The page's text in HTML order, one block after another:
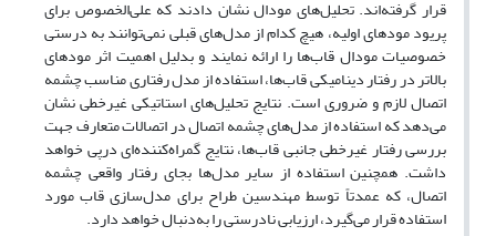
قرار گرفته‌اند. تحلیل‌های مودال نشان دادند که علی‌الخصوص برای
پریود مودهای اولیه، هیچ کدام از مدل‌های قبلی نمی‌توانند به درستی
خصوصیات مودال قاب‌ها را ارائه نمایند و بدلیل اهمیت اثر مودهای
بالاتر در رفتار دینامیکی قاب‌ها، استفاده از مدل رفتاری مناسب چشمه
اتصال لازم و ضروری است. نتایج تحلیل‌های استاتیکی غیرخطی نشان
می‌دهد که استفاده از مدل‌های چشمه اتصال در اتصالات متعارف جهت
بررسی رفتار غیرخطی جانبی قاب‌ها، نتایج گمراه‌کننده‌ای درپی خواهد
داشت. همچنین استفاده از سایر مدل‌ها بجای رفتار واقعی چشمه
اتصال، که عمدتاً توسط مهندسین طراح برای مدل‌سازی قاب مورد
استفاده قرار می‌گیرد، ارزیابی نادرستی را به‌دنبال خواهد دارد.